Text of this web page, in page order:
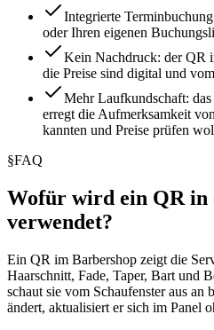
Integrierte
oder Ihren eigenen
Kein Nachdruck: der QR
die Preise sind digital und
Mehr Laufkundschaft:
erregt die Aufmerksamkeit
kannten und Preise prüfen
§FAQ
Wofür wird ein QR in
verwendet?
Ein QR im Barbershop zeigt die
Haarschnitt, Fade, Taper, Bart und
schaut sie vom Schaufenster aus an
ändert, aktualisiert er sich im Panel